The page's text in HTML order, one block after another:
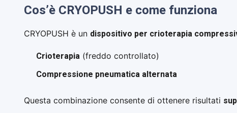
Cos’è CRYOPUSH e come funziona
CRYOPUSH è un dispositivo per crioterapia
Crioterapia (freddo controllato)
Compressione pneumatica alternata
Questa combinazione consente di ottenere risultati